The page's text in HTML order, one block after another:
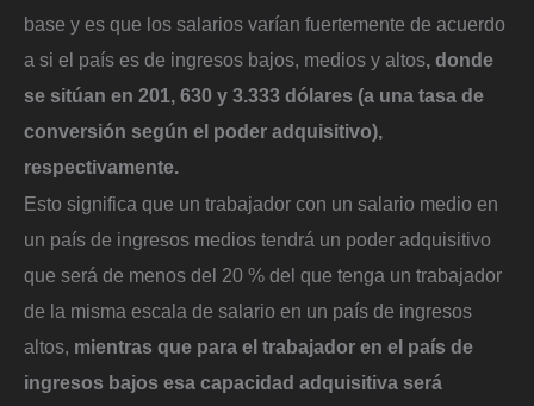
base y es que los salarios varían fuertemente de acuerdo
a si el país es de ingresos bajos, medios y altos, donde
se sitúan en 201, 630 y 3.333 dólares (a una tasa de
conversión según el poder adquisitivo),
respectivamente.
Esto significa que un trabajador con un salario medio en
un país de ingresos medios tendrá un poder adquisitivo
que será de menos del 20 % del que tenga un trabajador
de la misma escala de salario en un país de ingresos
altos, mientras que para el trabajador en el país de
ingresos bajos esa capacidad adquisitiva será